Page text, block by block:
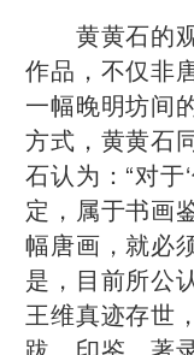
黄黄石的观
作品，不仅非
一幅晚明坊间
方式，黄黄石
石认为：“对于
定，属于书画
幅唐画，就必
是，目前所公
王维真迹存世
跋、印鉴、著